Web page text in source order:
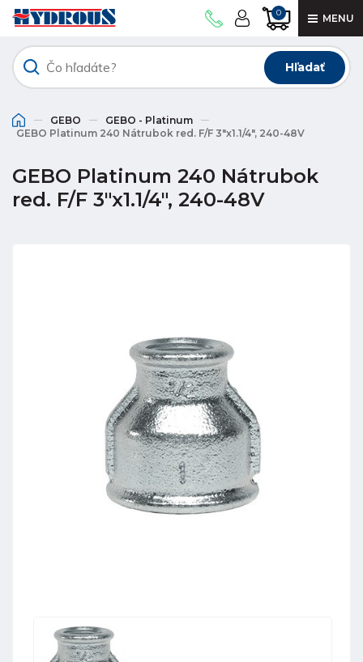
0 MENU
Hľadať
GEBO
GEBO - Platinum
GEBO Platinum 240 Nátrubok red. F/F 3"x1.1/4", 240-48V
GEBO Platinum 240 Nátrubok
red. F/F 3"x1.1/4", 240-48V